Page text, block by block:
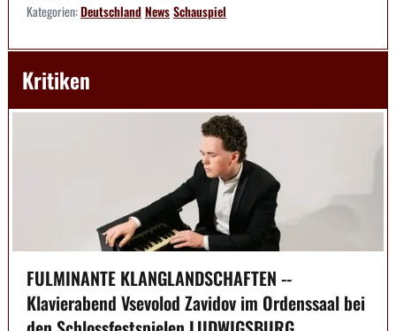
Kategorien:DeutschlandNewsSchauspiel
Kritiken
FULMINANTE KLANGLANDSCHAFTEN --
Klavierabend Vsevolod Zavidov im Ordenssaal bei